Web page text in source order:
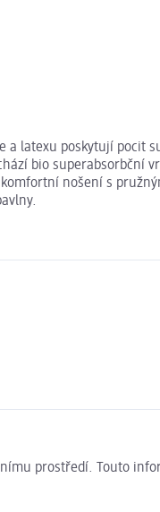
a latexu poskytují
bio
nošení s
prostředí. Touto